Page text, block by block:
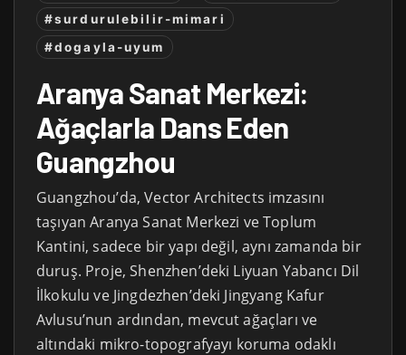
#surdurulebilir-mimari
#dogayla-uyum
Aranya Sanat Merkezi:
Ağaçlarla Dans Eden
Guangzhou
Guangzhou’da, Vector Architects imzasını
taşıyan Aranya Sanat Merkezi ve Toplum
Kantini, sadece bir yapı değil, aynı zamanda bir
duruş. Proje, Shenzhen’deki Liyuan Yabancı Dil
İlkokulu ve Jingdezhen’deki Jingyang Kafur
Avlusu’nun ardından, mevcut ağaçları ve
altındaki mikro-topografyayı koruma odaklı